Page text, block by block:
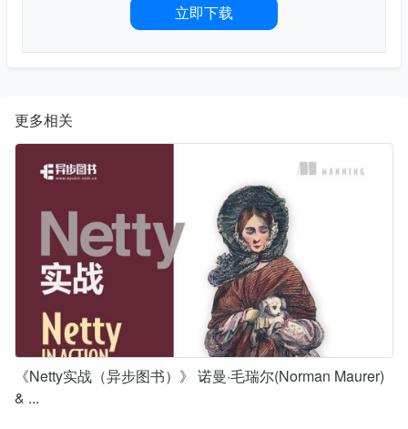
立即下载
更多相关
《Netty实战（异步图书）》 诺曼·毛瑞尔(Norman Maurer)
& ...